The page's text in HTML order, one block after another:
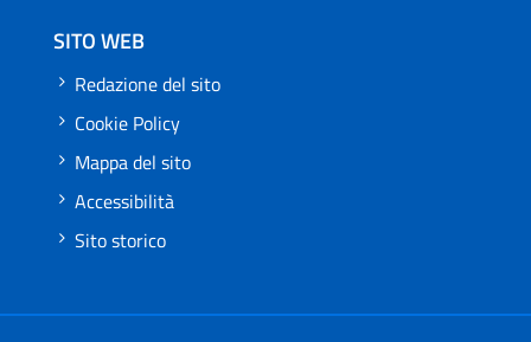
SITO WEB
Redazione del sito
Cookie Policy
Mappa del sito
Accessibilità
Sito storico